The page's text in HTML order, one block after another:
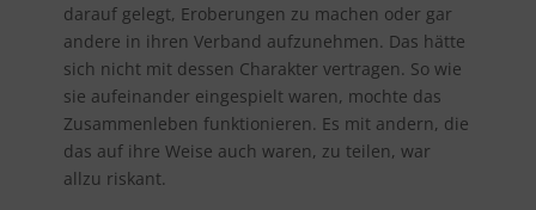
darauf gelegt, Eroberungen zu machen oder gar
andere in ihren Verband aufzunehmen. Das hätte
sich nicht mit dessen Charakter vertragen. So wie
sie aufeinander eingespielt waren, mochte das
Zusammenleben funktionieren. Es mit andern, die
das auf ihre Weise auch waren, zu teilen, war
allzu riskant.